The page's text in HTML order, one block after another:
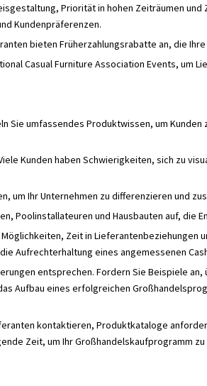
Priorität in hohen Zeiträumen und
Kundenpräferenzen.
bieten Früherzahlungsrabatte an, die
Casual Furniture Association Events, um
umfassendes Produktwissen, um
Kunden haben Schwierigkeiten, sich zu
um Ihr Unternehmen zu differenzieren und
Poolinstallateuren und Hausbauten auf, die
Zeit in Lieferantenbeziehungen
Aufrechterhaltung eines angemessenen
entsprechen. Fordern Sie Beispiele
Aufbau eines erfolgreichen
kontaktieren, Produktkataloge
Zeit, um Ihr Großhandelskaufprogramm